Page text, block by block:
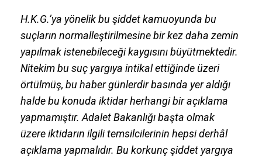
H.K.G.’ya yönelik bu şiddet kamuoyunda bu
suçların normalleştirilmesine bir kez daha zemin
yapılmak istenebileceği kaygısını büyütmektedir.
Nitekim bu suç yargıya intikal ettiğinde üzeri
örtülmüş, bu haber günlerdir basında yer aldığı
halde bu konuda iktidar herhangi bir açıklama
yapmamıştır. Adalet Bakanlığı başta olmak
üzere iktidarın ilgili temsilcilerinin hepsi derhâl
açıklama yapmalıdır. Bu korkunç şiddet yargıya